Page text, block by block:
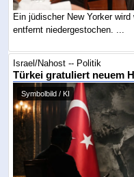
Ein jüdischer New Yorker
entfernt niedergestochen. ...
Israel/Nahost -- Politik
Türkei gratuliert neuem
Symbolbild / KI